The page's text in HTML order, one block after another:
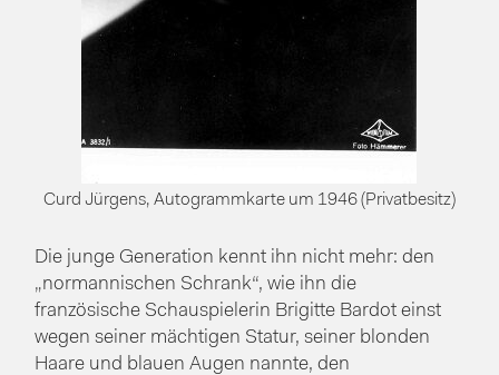
Curd Jürgens, Autogrammkarte um 1946 (Privatbesitz)
Die junge Generation kennt ihn nicht mehr: den
„normannischen Schrank“, wie ihn die
französische Schauspielerin Brigitte Bardot einst
wegen seiner mächtigen Statur, seiner blonden
Haare und blauen Augen nannte, den